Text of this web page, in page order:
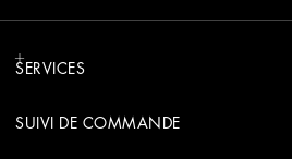
SERVICES
SUIVI DE COMMANDE